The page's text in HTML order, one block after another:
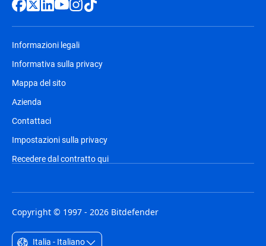
Informazioni legali
Informativa sulla privacy
Mappa del sito
Azienda
Contattaci
Impostazioni sulla privacy
Recedere dal contratto qui
Copyright © 1997 - 2026 Bitdefender
Italia - Italiano